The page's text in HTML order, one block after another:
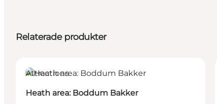
Relaterade produkter
Attractions
Heath area: Boddum Bakker